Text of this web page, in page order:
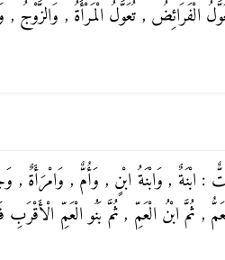
الْفَرَائِضُ , تُعَوَّلُ الْمَرْأَةُ , وَالزَّوْجُ
ابْنَةٌ , وَابْنَةُ ابْنٍ , وَأُمٌّ , وَامْرَأَةٌ
, ثُمَّ ابْنُ الْعَمِّ , ثُمَّ بَنُو الْعَمِّ